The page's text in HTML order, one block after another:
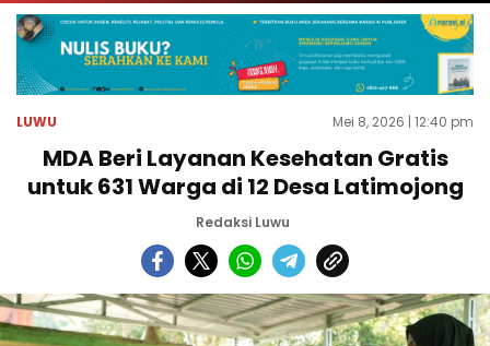
LUWU Mei 8, 2026 | 12:40 pm
MDA Beri Layanan Kesehatan Gratis
untuk 631 Warga di 12 Desa Latimojong
Redaksi Luwu